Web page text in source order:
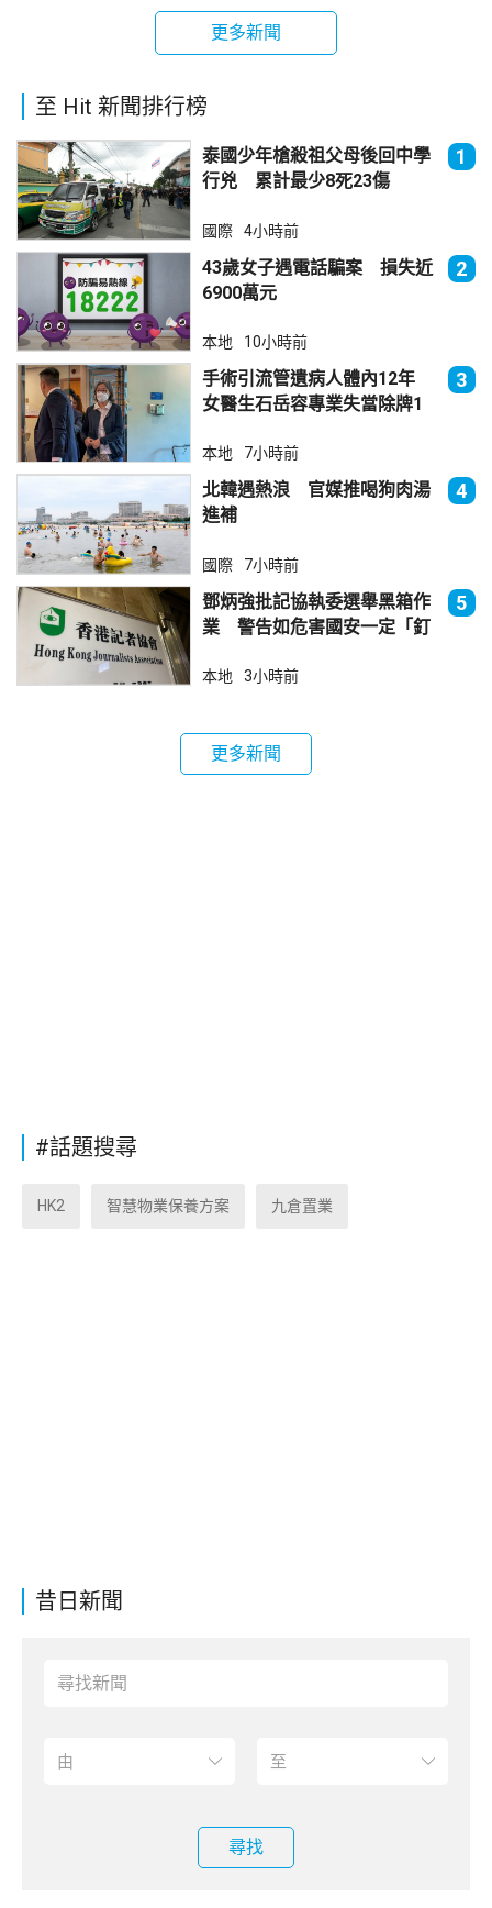
昔日新聞
尋找
更多新聞
至 Hit 新聞排行榜
泰國少年槍殺祖父母後回中學
行兇 累計最少8死23傷
1
國際 4小時前
43歲女子遇電話騙案 損失近
6900萬元
2
本地 10小時前
手術引流管遺病人體內12年
女醫生石岳容專業失當除牌1
3
本地 7小時前
北韓遇熱浪 官媒推喝狗肉湯
進補
4
國際 7小時前
鄧炳強批記協執委選舉黑箱作
業 警告如危害國安一定「釘
5
本地 3小時前
更多新聞
#話題搜尋
HK2 智慧物業保養方案 九倉置業